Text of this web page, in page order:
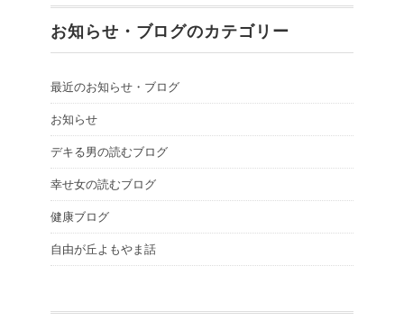
お知らせ・ブログのカテゴリー
最近のお知らせ・ブログ
お知らせ
デキる男の読むブログ
幸せ女の読むブログ
健康ブログ
自由が丘よもやま話